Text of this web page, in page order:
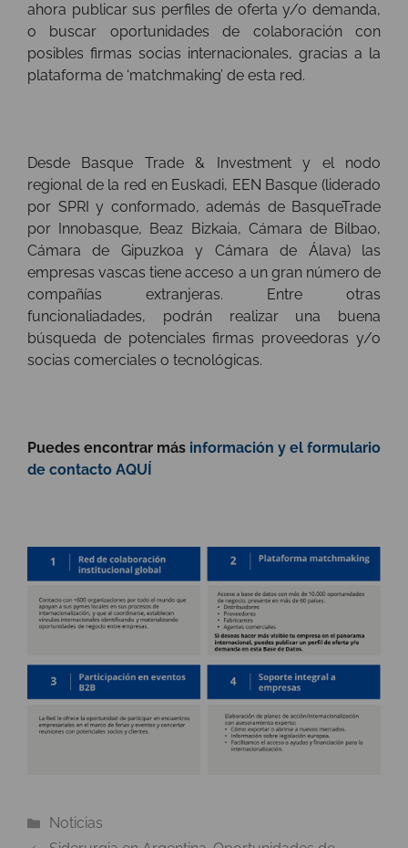
ahora publicar sus perfiles de oferta y/o demanda,
o buscar oportunidades de colaboración con
posibles firmas socias internacionales, gracias a la
plataforma de ‘matchmaking’ de esta red.
Desde Basque Trade & Investment y el nodo
regional de la red en Euskadi, EEN Basque (liderado
por SPRI y conformado, además de BasqueTrade
por Innobasque, Beaz Bizkaia, Cámara de Bilbao,
Cámara de Gipuzkoa y Cámara de Álava) las
empresas vascas tiene acceso a un gran número de
compañías extranjeras. Entre otras
funcionaliadades, podrán realizar una buena
búsqueda de potenciales firmas proveedoras y/o
socias comerciales o tecnológicas.
Puedes encontrar más información y el formulario
de contacto AQUÍ
Categorías
Noticias